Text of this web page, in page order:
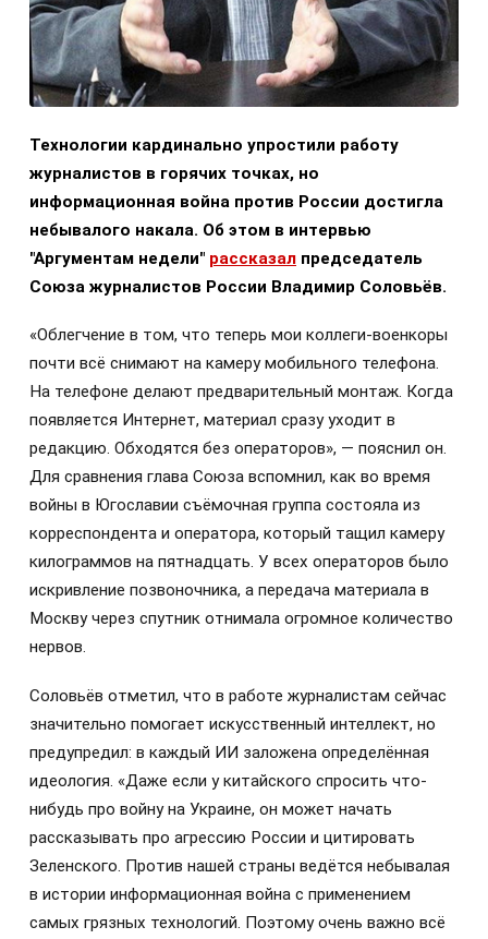
Технологии кардинально упростили работу
журналистов в горячих точках, но
информационная война против России достигла
небывалого накала. Об этом в интервью
"Аргументам недели" рассказал председатель
Союза журналистов России Владимир Соловьёв.
«Облегчение в том, что теперь мои коллеги-военкоры
почти всё снимают на камеру мобильного телефона.
На телефоне делают предварительный монтаж. Когда
появляется Интернет, материал сразу уходит в
редакцию. Обходятся без операторов», — пояснил он.
Для сравнения глава Союза вспомнил, как во время
войны в Югославии съёмочная группа состояла из
корреспондента и оператора, который тащил камеру
килограммов на пятнадцать. У всех операторов было
искривление позвоночника, а передача материала в
Москву через спутник отнимала огромное количество
нервов.
Соловьёв отметил, что в работе журналистам сейчас
значительно помогает искусственный интеллект, но
предупредил: в каждый ИИ заложена определённая
идеология. «Даже если у китайского спросить что-
нибудь про войну на Украине, он может начать
рассказывать про агрессию России и цитировать
Зеленского. Против нашей страны ведётся небывалая
в истории информационная война с применением
самых грязных технологий. Поэтому очень важно всё